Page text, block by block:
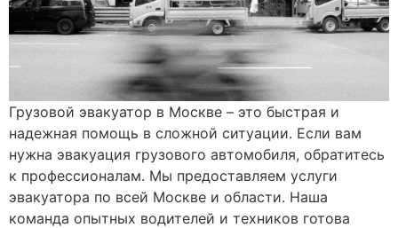
Грузовой эвакуатор в Москве – это быстрая и
надежная помощь в сложной ситуации. Если вам
нужна эвакуация грузового автомобиля, обратитесь
к профессионалам. Мы предоставляем услуги
эвакуатора по всей Москве и области. Наша
команда опытных водителей и техников готова